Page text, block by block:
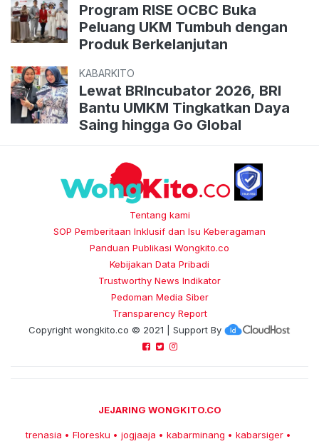
Program RISE OCBC Buka
Peluang UKM Tumbuh dengan
Produk Berkelanjutan
KABARKITO
Lewat BRIncubator 2026, BRI
Bantu UMKM Tingkatkan Daya
Saing hingga Go Global
Tentang kami
SOP Pemberitaan Inklusif dan Isu Keberagaman
Panduan Publikasi Wongkito.co
Kebijakan Data Pribadi
Trustworthy News Indikator
Pedoman Media Siber
Transparency Report
Copyright wongkito.co © 2021 | Support By
JEJARING WONGKITO.CO
trenasia • Floresku • jogjaaja • kabarminang • kabarsiger •